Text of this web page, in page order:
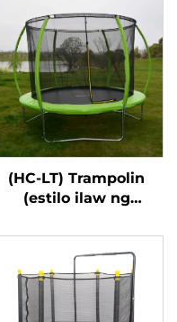
(HC-LT) Trampolin
(estilo ilaw ng